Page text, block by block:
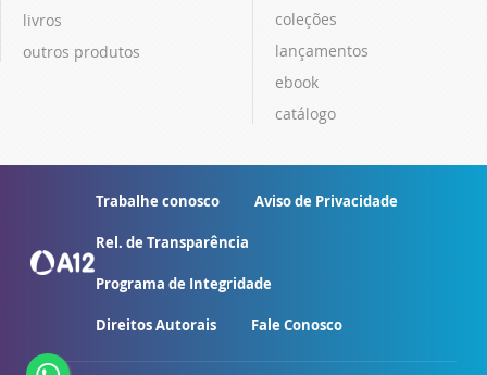
livros
outros produtos
coleções
lançamentos
ebook
catálogo
Trabalhe conosco Aviso de Privacidade
Rel. de Transparência
Programa de Integridade
Direitos Autorais Fale Conosco